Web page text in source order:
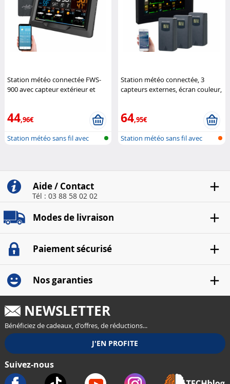
Station météo connectée FWS-
900 avec capteur extérieur et
44,96€
Station météo sans fil avec
Station météo connectée, 3
capteurs externes, écran couleur,
64,95€
Station météo sans fil avec
Aide / Contact
Tél : 03 88 58 02 02
Modes de livraison
Paiement sécurisé
Nos garanties
NEWSLETTER
Bénéficiez de cadeaux, d'offres, de réductions...
Suivez-nous